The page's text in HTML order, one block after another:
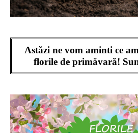
Astăzi ne vom aminti ce
florile de primăvară!